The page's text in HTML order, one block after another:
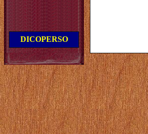
DICOPERSO